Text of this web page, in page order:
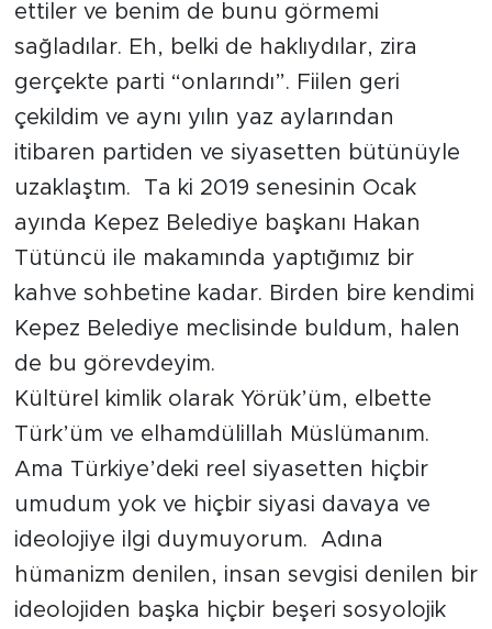
ettiler ve benim de bunu görmemi
sağladılar. Eh, belki de haklıydılar, zira
gerçekte parti “onlarındı”. Fiilen geri
çekildim ve aynı yılın yaz aylarından
itibaren partiden ve siyasetten bütünüyle
uzaklaştım. Ta ki 2019 senesinin Ocak
ayında Kepez Belediye başkanı Hakan
Tütüncü ile makamında yaptığımız bir
kahve sohbetine kadar. Birden bire kendimi
Kepez Belediye meclisinde buldum, halen
de bu görevdeyim.
Kültürel kimlik olarak Yörük’üm, elbette
Türk’üm ve elhamdülillah Müslümanım.
Ama Türkiye’deki reel siyasetten hiçbir
umudum yok ve hiçbir siyasi davaya ve
ideolojiye ilgi duymuyorum. Adına
hümanizm denilen, insan sevgisi denilen bir
ideolojiden başka hiçbir beşeri sosyolojik